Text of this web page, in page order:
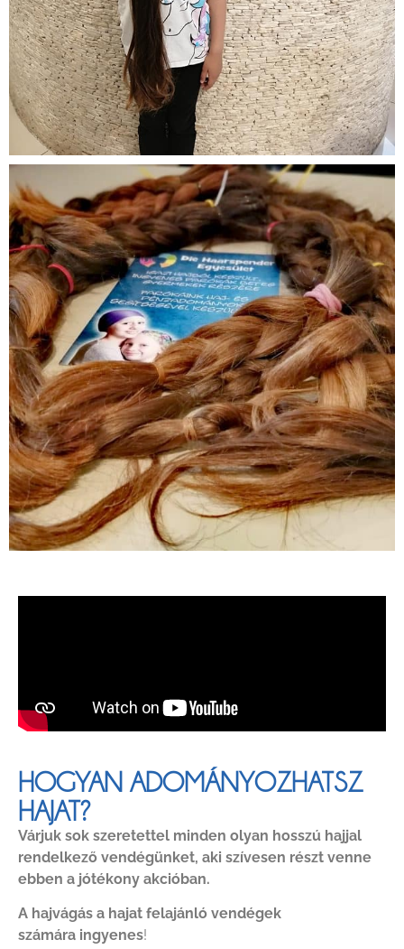
HOGYAN ADOMÁNYOZHATSZ
HAJAT?
Várjuk sok szeretettel minden olyan hosszú hajjal
rendelkező vendégünket, aki szívesen részt venne
ebben a jótékony akcióban.
A hajvágás a hajat felajánló vendégek
számára ingyenes!